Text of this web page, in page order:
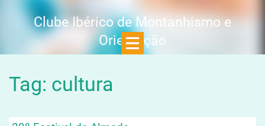
Clube Ibérico de Montanhismo e
Orientação
Tag: cultura